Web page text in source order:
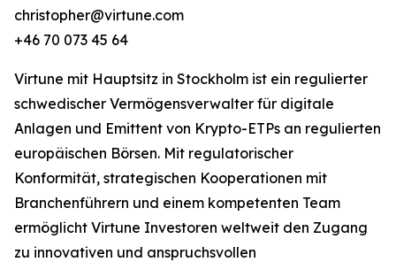
christopher@virtune.com
+46 70 073 45 64
Virtune mit Hauptsitz in Stockholm ist ein regulierter
schwedischer Vermögensverwalter für digitale
Anlagen und Emittent von Krypto-ETPs an regulierten
europäischen Börsen. Mit regulatorischer
Konformität, strategischen Kooperationen mit
Branchenführern und einem kompetenten Team
ermöglicht Virtune Investoren weltweit den Zugang
zu innovativen und anspruchsvollen